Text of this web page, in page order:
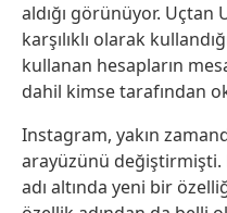
aldığı görünüyor. Uçtan
karşılıklı olarak
kullanan hesapların
dahil kimse tarafından
Instagram, yakın
arayüzünü değiştirmişti.
adı altında yeni bir